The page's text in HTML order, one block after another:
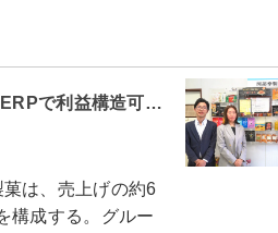
で利益構造可…
は、売上げの約6
構成する。グルー